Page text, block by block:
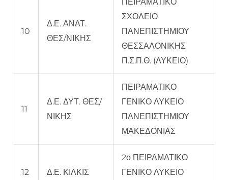
10
Δ.Ε. ΑΝΑΤ.
ΘΕΣ/ΝΙΚΗΣ
ΠΕΙΡΑΜΑΤΙΚΟ
ΣΧΟΛΕΙΟ
ΠΑΝΕΠΙΣΤΗΜΙΟΥ
ΘΕΣΣΑΛΟΝΙΚΗΣ
Π.Σ.Π.Θ. (ΛΥΚΕΙΟ)
11
Δ.Ε. ΔΥΤ. ΘΕΣ/
ΝΙΚΗΣ
ΠΕΙΡΑΜΑΤΙΚΟ
ΓΕΝΙΚΟ ΛΥΚΕΙΟ
ΠΑΝΕΠΙΣΤΗΜΙΟΥ
ΜΑΚΕΔΟΝΙΑΣ
12 Δ.Ε. ΚΙΛΚΙΣ
2ο ΠΕΙΡΑΜΑΤΙΚΟ
ΓΕΝΙΚΟ ΛΥΚΕΙΟ